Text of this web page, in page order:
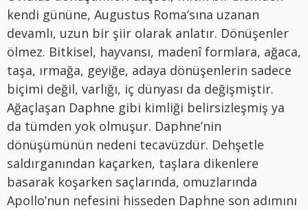
kendi gününe, Augustus Roma’sına uzanan
devamlı, uzun bir şiir olarak anlatır. Dönüşenler
ölmez. Bitkisel, hayvansı, madenî formlara, ağaca,
taşa, ırmağa, geyiğe, adaya dönüşenlerin sadece
biçimi değil, varlığı, iç dünyası da değişmiştir.
Ağaçlaşan Daphne gibi kimliği belirsizleşmiş ya
da tümden yok olmuşur. Daphne’nin
dönüşümünün nedeni tecavüzdür. Dehşetle
saldırganından kaçarken, taşlara dikenlere
basarak koşarken saçlarında, omuzlarında
Apollo’nun nefesini hisseden Daphne son adımını